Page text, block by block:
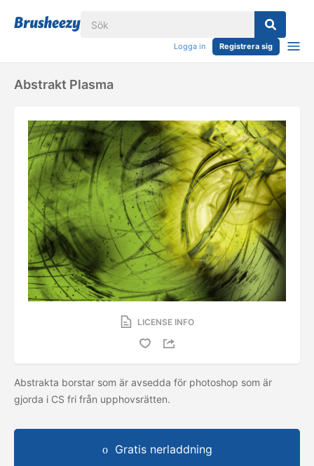
Logga in Registrera sig
Abstrakt Plasma
LICENSE INFO
Abstrakta borstar som är avsedda för photoshop som är
gjorda i CS fri från upphovsrätten.
Gratis nerladdning